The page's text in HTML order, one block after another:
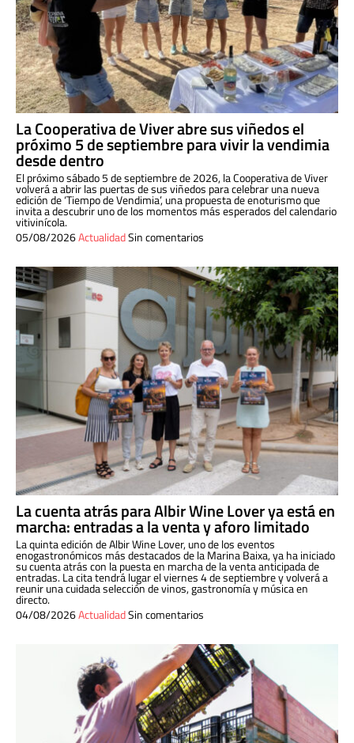
La Cooperativa de Viver abre sus viñedos el
próximo 5 de septiembre para vivir la vendimia
desde dentro
El próximo sábado 5 de septiembre de 2026, la Cooperativa de Viver
volverá a abrir las puertas de sus viñedos para celebrar una nueva
edición de ‘Tiempo de Vendimia’, una propuesta de enoturismo que
invita a descubrir uno de los momentos más esperados del calendario
vitivinícola.
05/08/2026ActualidadSin comentarios
La cuenta atrás para Albir Wine Lover ya está en
marcha: entradas a la venta y aforo limitado
La quinta edición de Albir Wine Lover, uno de los eventos
enogastronómicos más destacados de la Marina Baixa, ya ha iniciado
su cuenta atrás con la puesta en marcha de la venta anticipada de
entradas. La cita tendrá lugar el viernes 4 de septiembre y volverá a
reunir una cuidada selección de vinos, gastronomía y música en
directo.
04/08/2026ActualidadSin comentarios